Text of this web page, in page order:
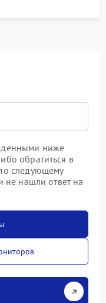
ниже
обратиться в
следующему
не нашли ответ на